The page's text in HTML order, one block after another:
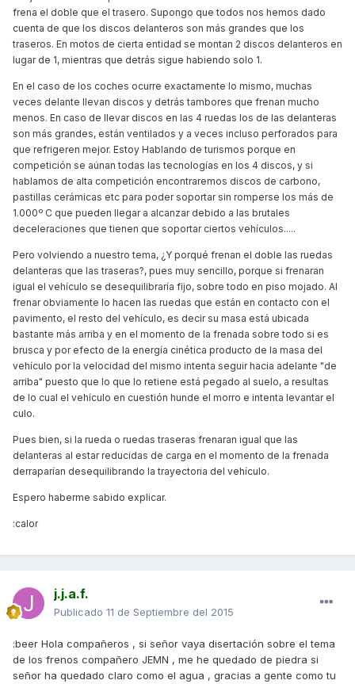
frena el doble que el trasero. Supongo que todos nos hemos dado
cuenta de que los discos delanteros son más grandes que los
traseros. En motos de cierta entidad se montan 2 discos delanteros en
lugar de 1, mientras que detrás sigue habiendo solo 1.
En el caso de los coches ocurre exactamente lo mismo, muchas
veces delante llevan discos y detrás tambores que frenan mucho
menos. En caso de llevar discos en las 4 ruedas los de las delanteras
son más grandes, están ventilados y a veces incluso perforados para
que refrigeren mejor. Estoy Hablando de turismos porque en
competición se aúnan todas las tecnologías en los 4 discos, y si
hablamos de alta competición encontraremos discos de carbono,
pastillas cerámicas etc para poder soportar sin romperse los más de
1.000º C que pueden llegar a alcanzar debido a las brutales
deceleraciones que tienen que soportar ciertos vehículos.....
Pero volviendo a nuestro tema, ¿Y porqué frenan el doble las ruedas
delanteras que las traseras?, pues muy sencillo, porque si frenaran
igual el vehículo se desequilibraría fijo, sobre todo en piso mojado. Al
frenar obviamente lo hacen las ruedas que están en contacto con el
pavimento, el resto del vehículo, es decir su masa está ubicada
bastante más arriba y en el momento de la frenada sobre todo si es
brusca y por efecto de la energía cinética producto de la masa del
vehículo por la velocidad del mismo intenta seguir hacia adelante "de
arriba" puesto que lo que lo retiene está pegado al suelo, a resultas
de lo cual el vehículo en cuestión hunde el morro e intenta levantar el
culo.
Pues bien, si la rueda o ruedas traseras frenaran igual que las
delanteras al estar reducidas de carga en el momento de la frenada
derraparían desequilibrando la trayectoria del vehículo.
Espero haberme sabido explicar.
:calor
j.j.a.f.
Publicado 11 de Septiembre del 2015
:beer Hola compañeros , si señor vaya disertación sobre el tema
de los frenos compañero JEMN , me he quedado de piedra si
señor ha quedado claro como el agua , gracias a gente como tu